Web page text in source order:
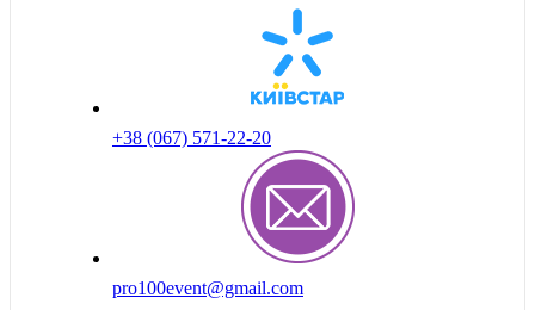
+38 (067) 571-22-20
pro100event@gmail.com